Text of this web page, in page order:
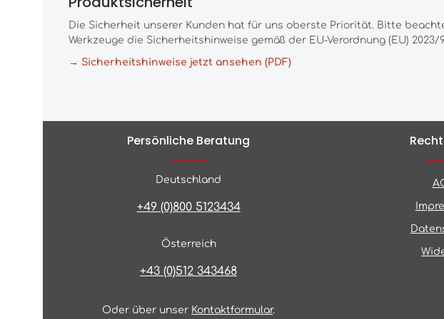
Die Sicherheit unserer Kunden hat für uns oberste Priorität. Bitte
Werkzeuge die Sicherheitshinweise gemäß der EU-Verordnung (EU)
→ Sicherheitshinweise jetzt ansehen (PDF)
Persönliche Beratung
Deutschland
+49 (0)800 5123434
Österreich
+43 (0)512 343468
Oder über unser Kontaktformular.